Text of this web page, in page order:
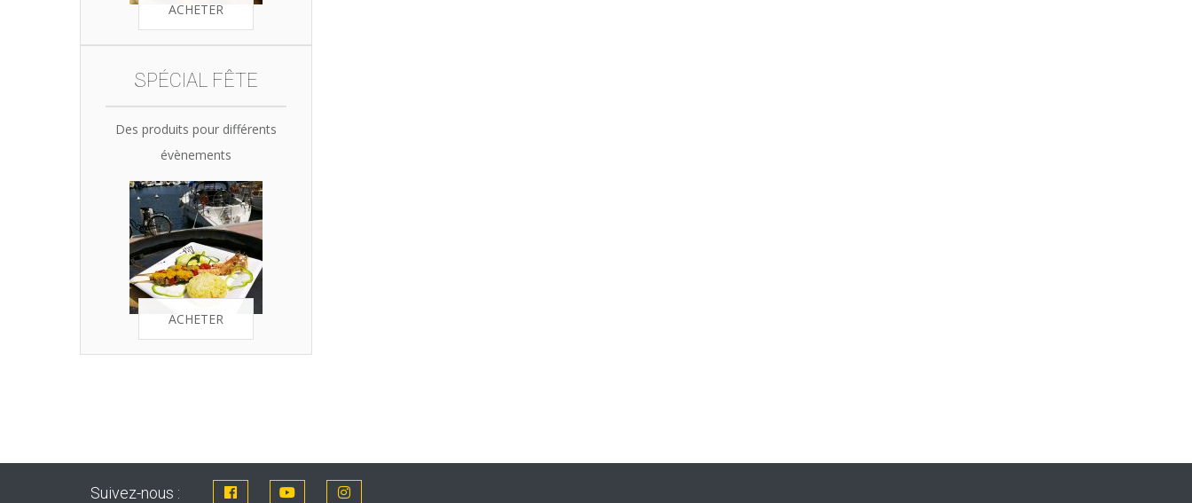
ACHETER
SPÉCIAL FÊTE
Des produits pour différents
évènements
ACHETER
Suivez-nous :